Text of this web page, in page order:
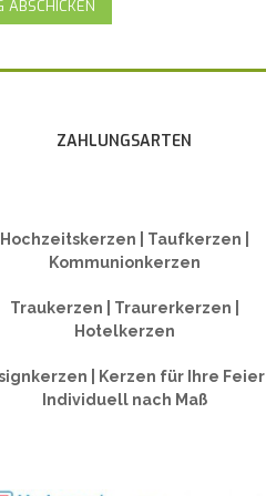
ABSCHICKEN
ZAHLUNGSARTEN
Hochzeitskerzen | Taufkerzen |
Kommunionkerzen
Traukerzen | Traurerkerzen |
Hotelkerzen
| Kerzen für Ihre Feier |
Individuell nach Maß